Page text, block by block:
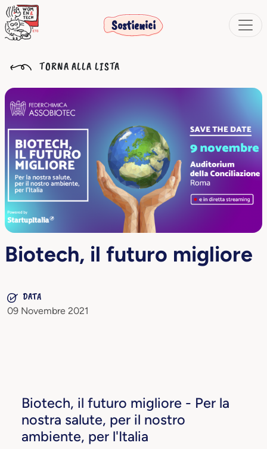
Sostienici
TORNA ALLA LISTA
Biotech, il futuro migliore
DATA
09 Novembre 2021
Biotech, il futuro migliore - Per la
nostra salute, per il nostro
ambiente, per l'Italia